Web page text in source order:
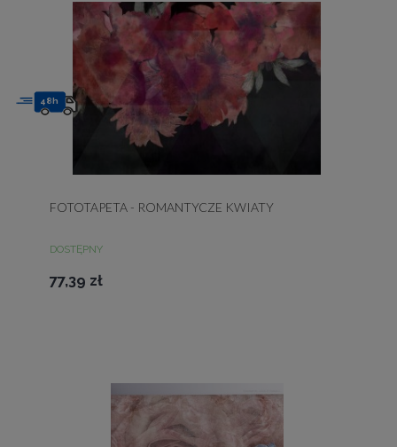
FOTOTAPETA - ROMANTYCZE KWIATY
DOSTĘPNY
77,39 zł
48h